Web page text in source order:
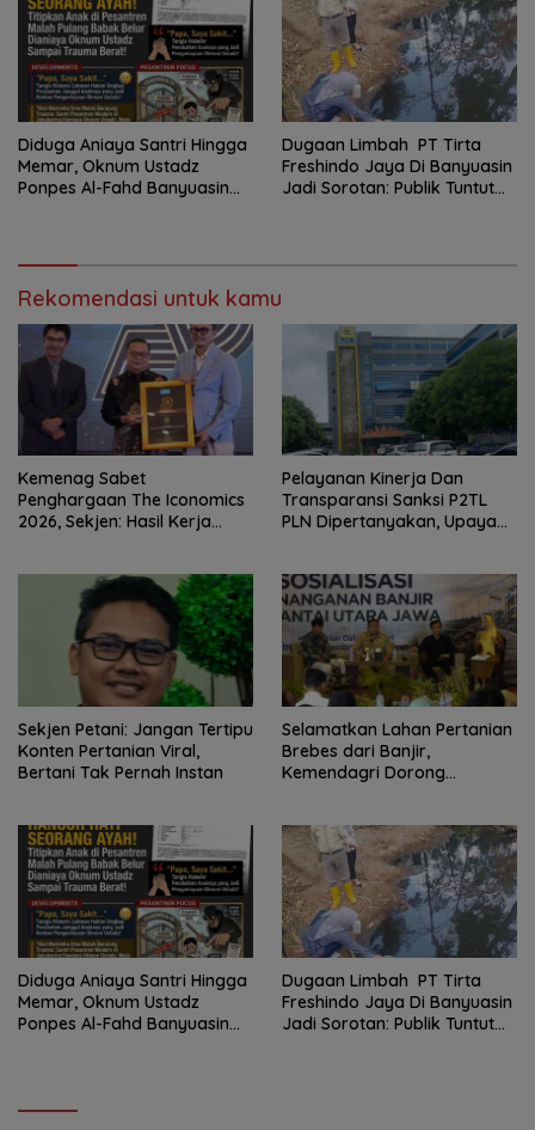
Diduga Aniaya Santri Hingga
Memar, Oknum Ustadz
Ponpes Al-Fahd Banyuasin
Dugaan Limbah PT Tirta
Freshindo Jaya Di Banyuasin
Jadi Sorotan: Publik Tuntut
Rekomendasi untuk kamu
Kemenag Sabet
Penghargaan The Iconomics
2026, Sekjen: Hasil Kerja
Pelayanan Kinerja Dan
Transparansi Sanksi P2TL
PLN Dipertanyakan, Upaya
Sekjen Petani: Jangan Tertipu
Konten Pertanian Viral,
Bertani Tak Pernah Instan
Selamatkan Lahan Pertanian
Brebes dari Banjir,
Kemendagri Dorong
Diduga Aniaya Santri Hingga
Memar, Oknum Ustadz
Ponpes Al-Fahd Banyuasin
Dugaan Limbah PT Tirta
Freshindo Jaya Di Banyuasin
Jadi Sorotan: Publik Tuntut